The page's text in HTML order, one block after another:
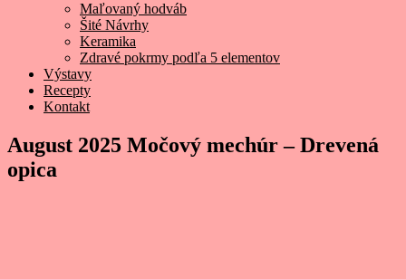
Maľovaný hodváb
Šité Návrhy
Keramika
Zdravé pokrmy podľa 5 elementov
Výstavy
Recepty
Kontakt
August 2025 Močový mechúr – Drevená
opica